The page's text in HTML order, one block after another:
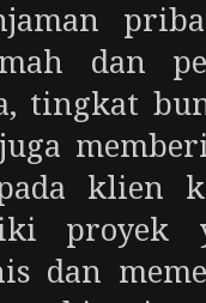
dan
tingkat
klien
proyek
dan